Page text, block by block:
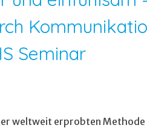
Seminar
weltweit erprobten